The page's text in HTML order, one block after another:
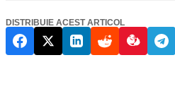
DISTRIBUIE ACEST ARTICOL